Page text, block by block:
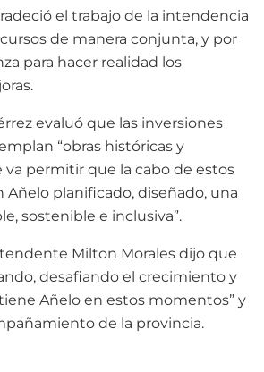
el trabajo de la intendencia
de manera conjunta, y por
para hacer realidad los
evaluó que las inversiones
“obras históricas y
permitir que la cabo de estos
Añelo planificado, diseñado, una
sostenible e inclusiva”.
Milton Morales dijo que
desafiando el crecimiento y
Añelo en estos momentos” y
de la provincia.